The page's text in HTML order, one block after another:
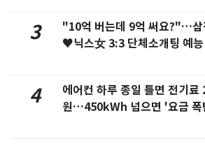
3
"10억 버는데 9억 써요?"…삼
♥닉스女 3:3 단체소개팅 예
4
에어컨 하루 종일 틀면 전기료
원…450kWh 넘으면 '요금 폭